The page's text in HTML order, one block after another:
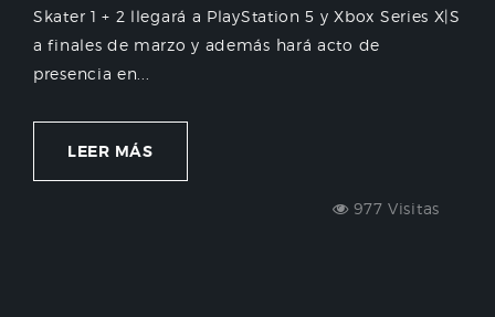
Skater 1 + 2 llegará a PlayStation 5 y Xbox Series X|S
a finales de marzo y además hará acto de
presencia en...
LEER MÁS
977 Visitas